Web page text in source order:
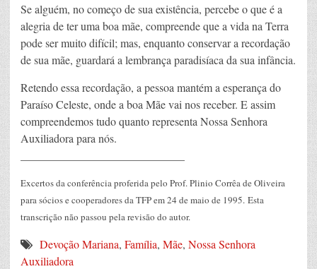
Se alguém, no começo de sua existência, percebe o que é a
alegria de ter uma boa mãe, compreende que a vida na Terra
pode ser muito difícil; mas, enquanto conservar a recordação
de sua mãe, guardará a lembrança paradisíaca da sua infância.
Retendo essa recordação, a pessoa mantém a esperança do
Paraíso Celeste, onde a boa Mãe vai nos receber. E assim
compreendemos tudo quanto representa Nossa Senhora
Auxiliadora para nós.
Excertos da conferência proferida pelo Prof. Plinio Corrêa de Oliveira
para sócios e cooperadores da TFP em 24 de maio de 1995. Esta
transcrição não passou pela revisão do autor.
Devoção Mariana, Família, Mãe, Nossa Senhora
Auxiliadora